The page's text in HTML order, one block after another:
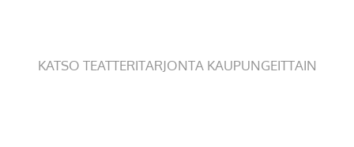
KATSO TEATTERITARJONTA KAUPUNGEITTAIN